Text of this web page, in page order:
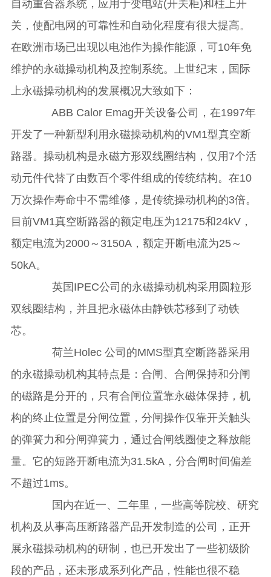
自动重合器系统，应用于变电站(开关柜)和柱上开
关，使配电网的可靠性和自动化程度有很大提高。
在欧洲市场已出现以电池作为操作能源，可10年免
维护的永磁操动机构及控制系统。上世纪末，国际
上永磁操动机构的发展概况大致如下：
ABB Calor Emag开关设备公司，在1997年
开发了一种新型利用永磁操动机构的VM1型真空断
路器。操动机构是永磁方形双线圈结构，仅用7个活
动元件代替了由数百个零件组成的传统结构。在10
万次操作寿命中不需维修，是传统操动机构的3倍。
目前VM1真空断路器的额定电压为12175和24kV，
额定电流为2000～3150A，额定开断电流为25～
50kA。
英国IPEC公司的永磁操动机构采用圆粒形
双线圈结构，并且把永磁体由静铁芯移到了动铁
芯。
荷兰Holec 公司的MMS型真空断路器采用
的永磁操动机构其特点是：合闸、合闸保持和分闸
的磁路是分开的，只有合闸位置靠永磁体保持，机
构的终止位置是分闸位置，分闸操作仅靠开关触头
的弹簧力和分闸弹簧力，通过合闸线圈使之释放能
量。它的短路开断电流为31.5kA，分合闸时间偏差
不超过1ms。
国内在近一、二年里，一些高等院校、研究
机构及从事高压断路器产品开发制造的公司，正开
展永磁操动机构的研制，也已开发出了一些初级阶
段的产品，还未形成系列化产品，性能也很不稳